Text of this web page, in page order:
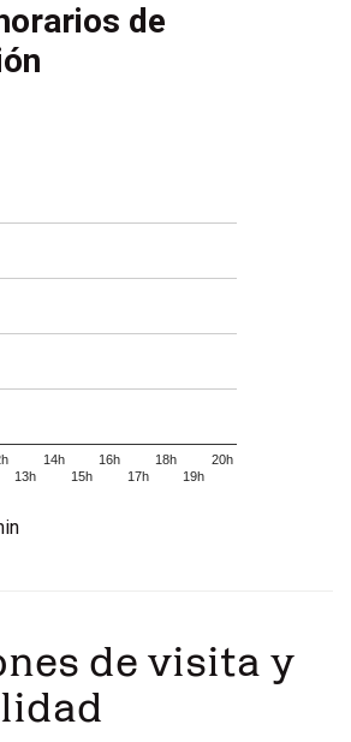
de
13h
14h
15h
16h
17h
18h
19h
20h
de visita y